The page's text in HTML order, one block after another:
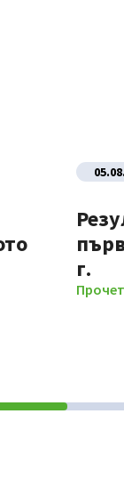
г.